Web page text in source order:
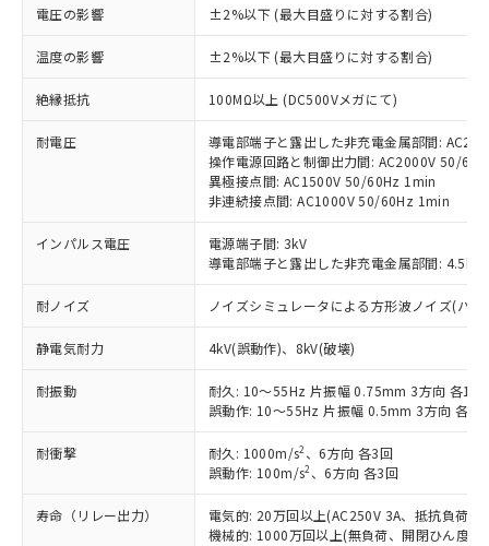
電圧の影響 ±2%以下 (最大目盛りに対する割合)
温度の影響 ±2%以下 (最大目盛りに対する割合)
絶縁抵抗 100MΩ以上 (DC500Vメガにて)
耐電圧
導電部端子と露出した非充電金属部間:
操作電源回路と制御出力間: AC2000V 50/
異極接点間: AC1500V 50/60Hz 1min
非連続接点間: AC1000V 50/60Hz 1min
インパルス電圧
電源端子間: 3kV
導電部端子と露出した非充電金属部間: 4.5kV
耐ノイズ ノイズシミュレータによる方形波ノイズ(パ
静電気耐力 4kV(誤動作)、8kV(破壊)
耐振動
耐久: 10～55Hz 片振幅 0.75mm 3方向 各1h
誤動作: 10～55Hz 片振幅 0.5mm 3方向 各
耐衝撃 耐久: 1000m/s2 、6方向 各3回
誤動作: 100m/s2 、6方向 各3回
寿命（リレー出力）
電気的: 20万回以上(AC250V 3A、抵抗負荷
機械的: 1000万回以上(無負荷、開閉ひん度
ご利用条件
以下の条件をお読みいただき、同意のうえ
ご利用ください。
商品の当社在庫状況および標準価格
(税抜)を提供させていただくもので
当社制御機器事業取扱商品の中には、
本サービスの対象外となる商品もある
ことをご了承ください。
在庫状況および標準価格照会結果は、
記載している更新日時点での社内デー
タに基づき作成されるものであり、閲
覧された時点での実際の在庫および標
準価格とは異なる場合があることをご
※1 対応状況
対応済み：EU RoHS指令（10物質）の
非含有に対応した製品が提供可能な商品で
す。
有に対応した製品に切り替える予定のある
対応予定なし：EU RoHS指令（10物質）の
非含有に非対応の商品で、対応品を出す予
定はありません。
調査・確認中：EU RoHS指令（10物質）の
非含有の対応状況を調査中または確認中の
商品です。
害物質有無と関係のない商品です。
仕入先様の事情により、非含有部品として
いたものが、含有品と判明した場合などや
むを得ず変更することがあります。
*EU RoHS指令（10物質）：
ミウム(Cd) 100ppm以下、
六価クロム(Cr(Ⅵ)) 1000ppm以下、ポリ臭化ビフェニル
類(PBB) 1000ppm以下、ポリ臭化ジフェニルエーテル類
※1 中国RoHS○×表
「○」：最大均質材料含有率が中国RoHSの
基準値以下であることを示します。
基準値を超えていることを示します。
「－」：未確認です。当社販売部門へお問
い合わせください。
*中国RoHS10物質の基準値 (GB/T26572)：
Pb(鉛) :1000ppm、 Hg(水銀) : 1000ppm、 Cd(カドミウ
ム) : 100ppm、
Cr(Ⅵ)(六価クロム) : 1000ppm、 PBBs(ポリ臭化ビフェ
当社は、これら貴社製品のうち、外国
為替および外国貿易法に定める商品
（以下｢規制貨物等」という）を輸出
または国外への提供する場合は、日本
国政府の輸出許可(または役務取引許
可)を取得するなどの必要な手続きを
号